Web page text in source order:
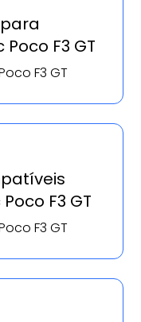
F3 GT
F3 GT
F3 GT
F3 GT